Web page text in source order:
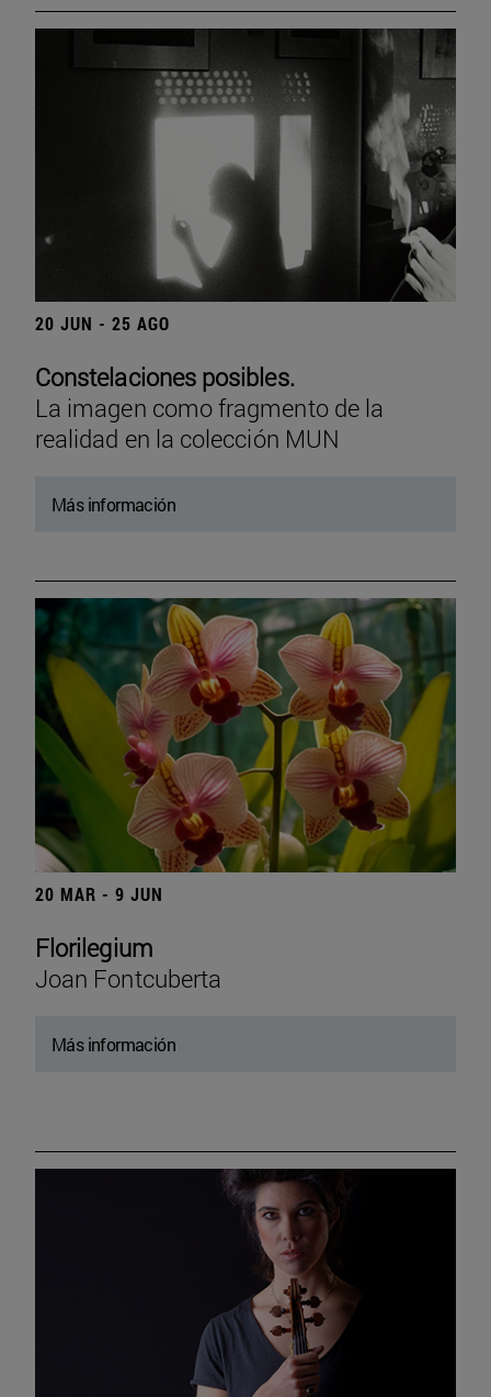
20 JUN - 25 AGO
Constelaciones posibles.
La imagen como fragmento de la
realidad en la colección MUN
Más información
20 MAR - 9 JUN
Florilegium
Joan Fontcuberta
Más información